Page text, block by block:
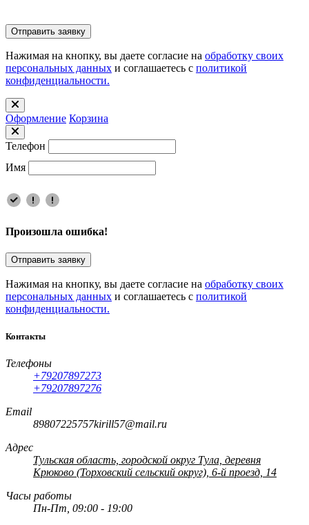
Отправить заявку
Нажимая на кнопку, вы даете согласие на обработку своих
персональных данных и соглашаетесь с политикой
конфиденциальности.
Оформлениe Корзина
Телефон
Имя
Произошла ошибка!
Отправить заявку
Нажимая на кнопку, вы даете согласие на обработку своих
персональных данных и соглашаетесь с политикой
конфиденциальности.
Контакты
Телефоны
+79207897273
+79207897276
Email
89807225757kirill57@mail.ru
Адрес
Тульская область, городской округ Тула, деревня
Крюково (Торховский сельский округ), 6-й проезд, 14
Часы работы
Пн-Пт, 09:00 - 19:00